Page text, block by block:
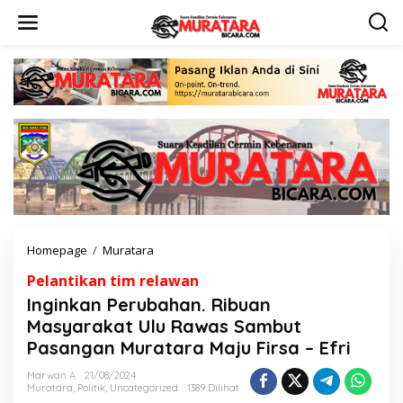
Homepage / Muratara
g
i
n
k
a
e
Pelantikan tim relawan
Inginkan Perubahan. Ribuan
Masyarakat Ulu Rawas Sambut
Pasangan Muratara Maju Firsa – Efri
Marwan A
21/08/2024
Muratara, Politik, Uncategorized 1389 Dilihat